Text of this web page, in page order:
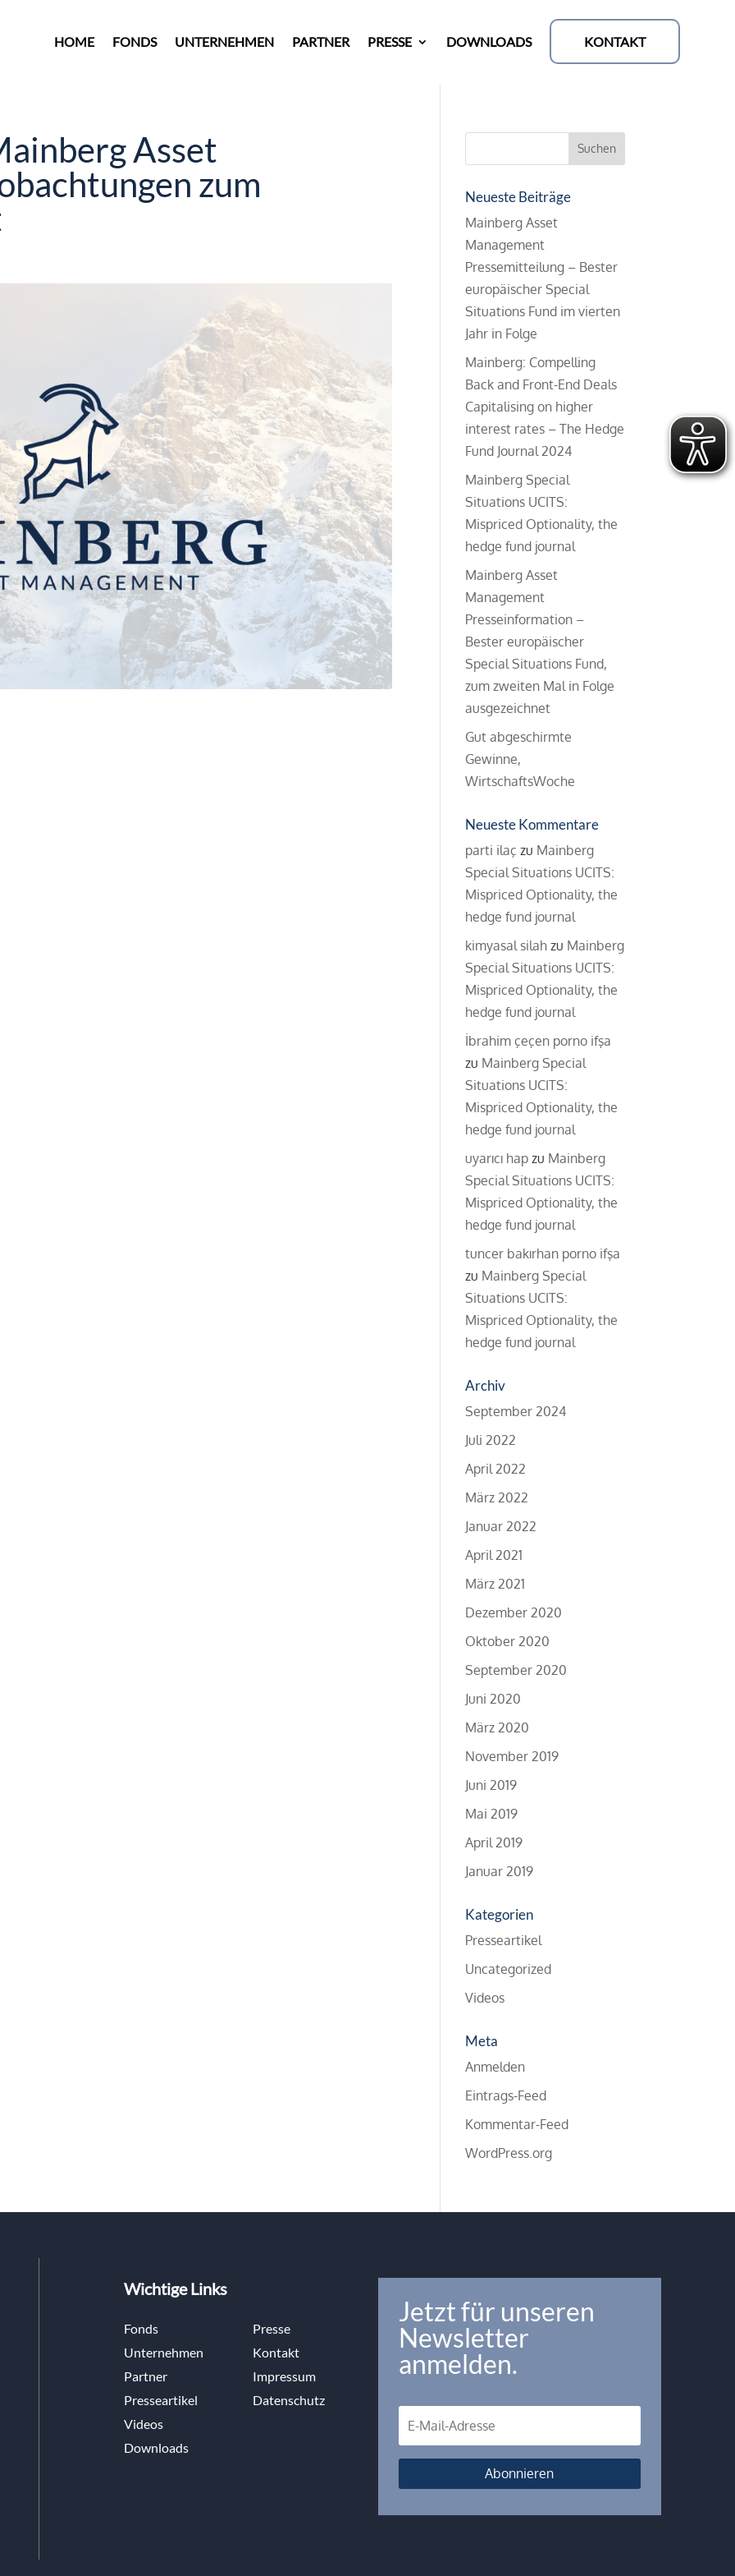
HOME FONDS UNTERNEHMEN PARTNER PRESSE DOWNLOADS KONTAKT
Asset
zum
Neueste Beiträge
Mainberg Asset
Management
Pressemitteilung – Bester
europäischer Special
Situations Fund im vierten
Jahr in Folge
Mainberg: Compelling
Back and Front-End Deals
Capitalising on higher
interest rates – The Hedge
Fund Journal 2024
Mainberg Special
Situations UCITS:
Mispriced Optionality, the
hedge fund journal
Mainberg Asset
Management
Presseinformation –
Bester europäischer
Special Situations Fund,
zum zweiten Mal in Folge
ausgezeichnet
Gut abgeschirmte
Gewinne,
WirtschaftsWoche
Neueste Kommentare
parti ilaç zu Mainberg
Special Situations UCITS:
Mispriced Optionality, the
hedge fund journal
kimyasal silah zu Mainberg
Special Situations UCITS:
Mispriced Optionality, the
hedge fund journal
İbrahim çeçen porno ifşa
zu Mainberg Special
Situations UCITS:
Mispriced Optionality, the
hedge fund journal
uyarıcı hap zu Mainberg
Special Situations UCITS:
Mispriced Optionality, the
hedge fund journal
tuncer bakırhan porno ifşa
zu Mainberg Special
Situations UCITS:
Mispriced Optionality, the
hedge fund journal
Archiv
September 2024
Juli 2022
April 2022
März 2022
Januar 2022
April 2021
März 2021
Dezember 2020
Oktober 2020
September 2020
Juni 2020
März 2020
November 2019
Juni 2019
Mai 2019
April 2019
Januar 2019
Kategorien
Presseartikel
Uncategorized
Videos
Meta
Anmelden
Eintrags-Feed
Kommentar-Feed
WordPress.org
Wichtige Links
Fonds
Unternehmen
Partner
Presseartikel
Videos
Downloads
Presse
Kontakt
Impressum
Datenschutz
Jetzt für unseren
Newsletter
anmelden.
Abonnieren